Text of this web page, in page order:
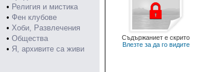
• Религия и мистика
• Фен клубове
• Хоби, Развлечения
• Общества
• Я, архивите са живи
Съдържаниет е скрито
Влезте за да го видите